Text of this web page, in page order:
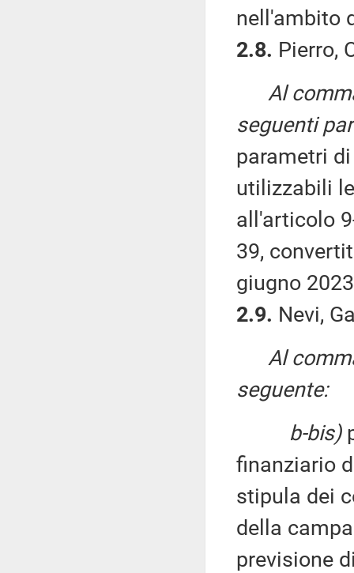
nell'ambito
2.8. Pierro,
Al
seguenti
parametri
utilizzabili
all'articolo
39,
giugno
2.9. Nevi,
Al
seguente:
b-bis)
finanziario
stipula dei
della
previsione